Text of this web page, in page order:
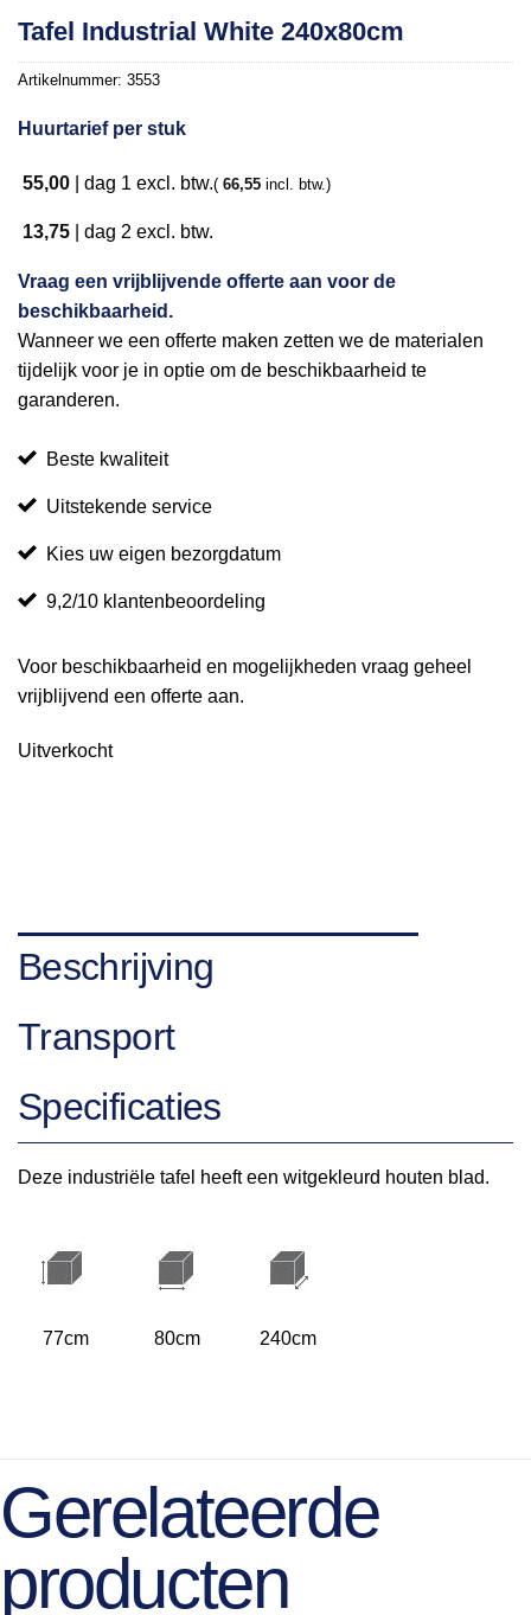
verlanglijst
Tafel Industrial White 240x80cm
Artikelnummer: 3553
Huurtarief per stuk
55,00 dag 1 excl. btw.( 66,55 incl. btw.)
13,75 dag 2 excl. btw.
Vraag een vrijblijvende offerte aan voor de
beschikbaarheid.
Wanneer we een offerte maken zetten we de materialen
tijdelijk voor je in optie om de beschikbaarheid te
garanderen.
Beste kwaliteit
Uitstekende service
Kies uw eigen bezorgdatum
9,2/10 klantenbeoordeling
Voor beschikbaarheid en mogelijkheden vraag geheel
vrijblijvend een offerte aan.
Uitverkocht
Beschrijving
Transport
Specificaties
Deze industriële tafel heeft een witgekleurd houten blad.
77cm 80cm 240cm
Gerelateerde
producten